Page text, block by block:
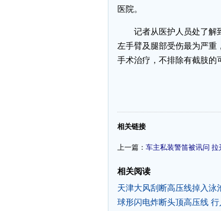
医院。
记者从医护人员处了解到
左手臂及腿部受伤最为严重
手术治疗，不排除有截肢的
-
相关链接
上一篇： 车主私装警笛被讯问
相关阅读
天津大风刮断高压线掉入泳
球形闪电炸断头顶高压线